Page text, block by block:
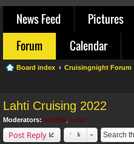
News Feed Pictures
Forum
Calendar
Board index Cruisingnight Forum
Lahti Cruising 2022
Moderators: sbc350 Luke
Post Reply